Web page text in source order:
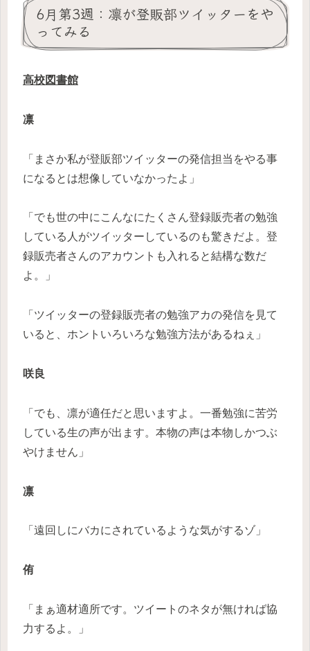
6月第3週：凛が登販部ツイッターをや
ってみる
高校図書館
凛
「まさか私が登販部ツイッターの発信担当をやる事
になるとは想像していなかったよ」
「でも世の中にこんなにたくさん登録販売者の勉強
している人がツイッターしているのも驚きだよ。登
録販売者さんのアカウントも入れると結構な数だ
よ。」
「ツイッターの登録販売者の勉強アカの発信を見て
いると、ホントいろいろな勉強方法があるねぇ」
咲良
「でも、凛が適任だと思いますよ。一番勉強に苦労
している生の声が出ます。本物の声は本物しかつぶ
やけません」
凛
「遠回しにバカにされているような気がするゾ」
侑
「まぁ適材適所です。ツイートのネタが無ければ協
力するよ。」